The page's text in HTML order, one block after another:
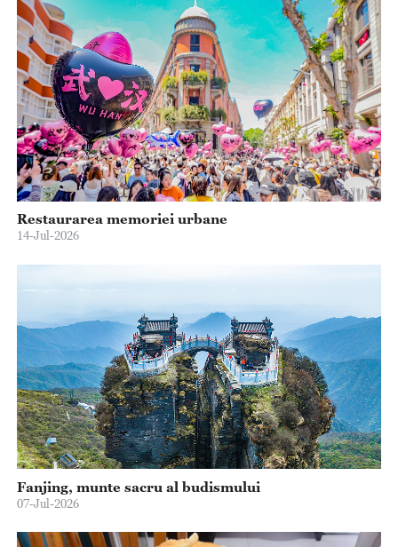
Restaurarea memoriei urbane
14-Jul-2026
Fanjing, munte sacru al budismului
07-Jul-2026